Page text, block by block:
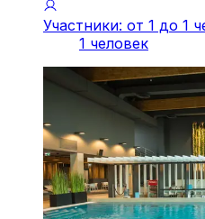
Участники: от 1 до 1
1 человек